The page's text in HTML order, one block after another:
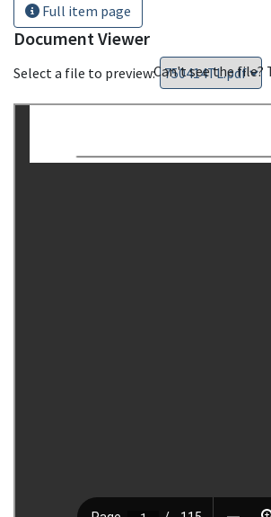
Full item page
Document Viewer
Select a file to preview:Can't see the file?